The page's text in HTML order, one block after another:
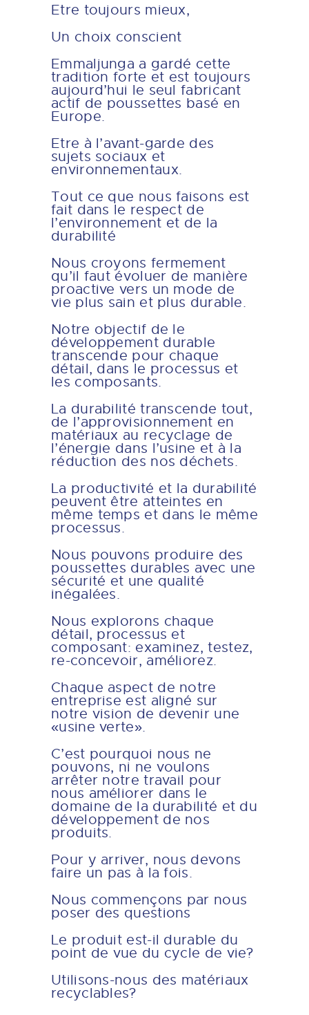
Etre toujours mieux,
Un choix conscient
Emmaljunga a gardé cette
tradition forte et est toujours
aujourd’hui le seul fabricant
actif de poussettes basé en
Europe.
Etre à l’avant-garde des
sujets sociaux et
environnementaux.
Tout ce que nous faisons est
fait dans le respect de
l’environnement et de la
durabilité
Nous croyons fermement
qu’il faut évoluer de manière
proactive vers un mode de
vie plus sain et plus durable.
Notre objectif de le
développement durable
transcende pour chaque
détail, dans le processus et
les composants.
La durabilité transcende tout,
de l’approvisionnement en
matériaux au recyclage de
l’énergie dans l’usine et à la
réduction des nos déchets.
La productivité et la durabilité
peuvent être atteintes en
même temps et dans le même
processus.
Nous pouvons produire des
poussettes durables avec une
sécurité et une qualité
inégalées.
Nous explorons chaque
détail, processus et
composant: examinez, testez,
re-concevoir, améliorez.
Chaque aspect de notre
entreprise est aligné sur
notre vision de devenir une
«usine verte».
C’est pourquoi nous ne
pouvons, ni ne voulons
arrêter notre travail pour
nous améliorer dans le
domaine de la durabilité et du
développement de nos
produits.
Pour y arriver, nous devons
faire un pas à la fois.
Nous commençons par nous
poser des questions
Le produit est-il durable du
point de vue du cycle de vie?
Utilisons-nous des matériaux
recyclables?